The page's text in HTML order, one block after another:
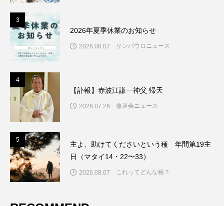
3
2026年夏季休業のお知らせ
2026.08.07 サンパウロニュース
4
【訃報】赤波江謙一神父 帰天
2026.07.26 修道会ニュース
5
主よ、助けてくださいという種 年間第19主
日（マタイ14・22〜33）
2026.08.07 これってどんな種？